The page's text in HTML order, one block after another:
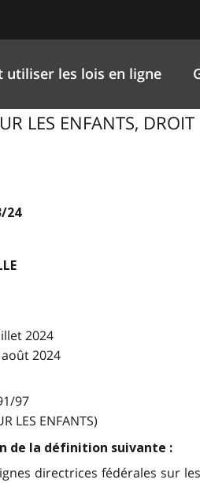
utiliser les lois en ligne
LES ENFANTS,
24
2024
2024
97
LES ENFANTS)
de la définition suivante :
directrices fédérales sur